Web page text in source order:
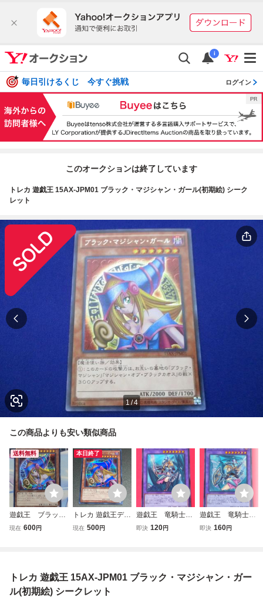
i
毎日引けるくじ 今すぐ挑戦 ログイン
このオークションは終了しています
トレカ 遊戯王 15AX-JPM01 ブラック・マジシャン・ガール(初期絵) シーク
レット
1/4
この商品よりも安い類似商品
送料無料
遊戯王 ブラッ
ク・マジシャン・
現在 600円
本日終了
トレカ 遊戯王デュ
エルモンスターズ
現在 500円
遊戯王 竜騎士ブ
ラック・マジシャ
即決 120円
遊戯王 竜騎士ブ
ラック・マジシャ
即決 160円
トレカ 遊戯王 15AX-JPM01 ブラック・マジシャン・ガー
ル(初期絵) シークレット